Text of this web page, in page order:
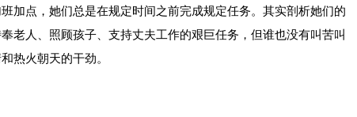
加点，她们总是在规定时间之前完成规定任务。其实剖析她们的
老人、照顾孩子、支持丈夫工作的艰巨任务，但谁也没有叫苦叫
热火朝天的干劲。